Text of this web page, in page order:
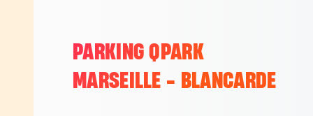
PARKING QPARK
MARSEILLE - BLANCARDE